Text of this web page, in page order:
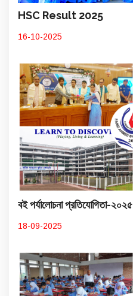
HSC Result 2025
16-10-2025
বই পর্যালোচনা প্রতিযোগিতা-২০২৫
18-09-2025